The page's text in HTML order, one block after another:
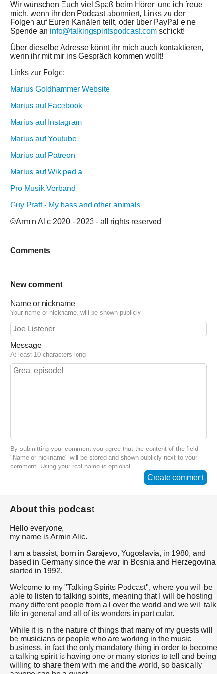
Wir wünschen Euch viel Spaß beim Hören und ich freue
mich, wenn ihr den Podcast abonniert, Links zu den
Folgen auf Euren Kanälen teilt, oder über PayPal eine
Spende an info@talkingspiritspodcast.com schickt!
Über dieselbe Adresse könnt ihr mich auch kontaktieren,
wenn ihr mit mir ins Gespräch kommen wollt!
Links zur Folge:
Marius Goldhammer Website
Marius auf Facebook
Marius auf Instagram
Marius auf Youtube
Marius auf Patreon
Marius auf Wikipedia
Pro Musik Verband
Guy Pratt - My bass and other animals
©Armin Alic 2020 - 2023 - all rights reserved
Comments
New comment
Name or nickname
Your name or nickname, will be shown publicly
Message
At least 10 characters long
By submitting your comment you agree that the content of the field
"Name or nickname" will be stored and shown publicly next to your
comment. Using your real name is optional.
Create comment
About this podcast
Hello everyone,
my name is Armin Alic.
I am a bassist, born in Sarajevo, Yugoslavia, in 1980, and
based in Germany since the war in Bosnia and Herzegovina
started in 1992.
Welcome to my "Talking Spirits Podcast", where you will be
able to listen to talking spirits, meaning that I will be hosting
many different people from all over the world and we will talk
life in general and all of its wonders in particular.
While it is in the nature of things that many of my guests will
be musicians or people who are working in the music
business, in fact the only mandatory thing in order to become
a talking spirit is having one or many stories to tell and being
willing to share them with me and the world, so basically